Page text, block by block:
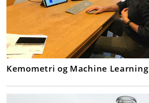
Kemometri og Machine Learning